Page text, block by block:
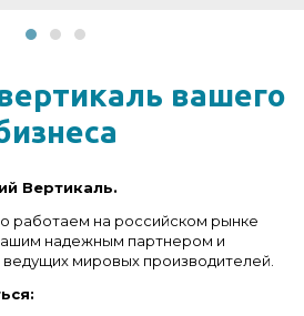
вашего
Вертикаль.
работаем на российском рынке
надежным партнером и
мировых производителей.